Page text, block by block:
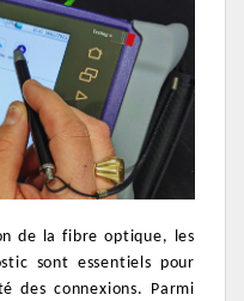
de la fibre optique, les
sont essentiels pour
connexions. Parmi